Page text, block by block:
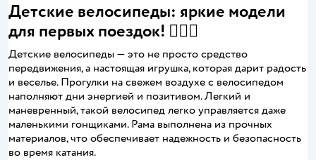
Детские велосипеды: яркие модели
для первых поездок! 🚴‍♂️✨
Детские велосипеды — это не просто средство
передвижения, а настоящая игрушка, которая дарит радость
и веселье. Прогулки на свежем воздухе с велосипедом
наполняют дни энергией и позитивом. Легкий и
маневренный, такой велосипед легко управляется даже
маленькими гонщиками. Рама выполнена из прочных
материалов, что обеспечивает надежность и безопасность
во время катания.